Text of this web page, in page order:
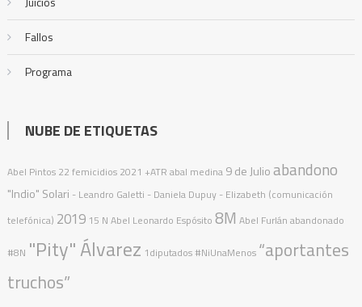
Fallos
Programa
NUBE DE ETIQUETAS
Abel Pintos 22 femicidios 2021 +ATR abal medina 9 de Julioabandono
"Indio" Solari - Leandro Galetti - Daniela Dupuy - Elizabeth (comunicación
telefónica) 2019 15 N Abel Leonardo Espósito 8M Abel Furlán abandonado
#8N "Pity" Álvarez 1diputados #NiUnaMenos “aportantes
truchos”